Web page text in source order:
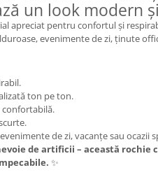
un look modern
apreciat pentru confortul și
evenimente de zi, ținute
ton pe ton.
confortabilă.
de zi, vacanțe sau ocazii
de artificii – această rochie
✨